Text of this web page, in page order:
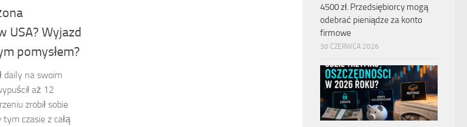
USA? Wyjazd
pomysłem?
daily na swoim
aż 12
zrobił sobie
czasie z całą
4500 zł. Przedsiębiorcy mogą
odebrać pieniądze za konto
firmowe
30 CZERWCA 2026